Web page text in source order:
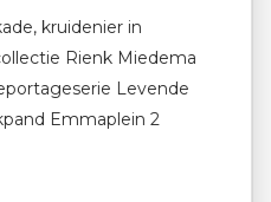
kruidenier in
Rienk Miedema
Levende
Emmaplein 2